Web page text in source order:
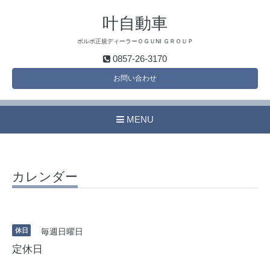
叶自動車
ボルボ正規ディーラーＯＧＵNI ＧＲＯＵＰ
0857-26-3170
お問い合わせ
MENU
カレンダー
休日 毎週日曜日
定休日